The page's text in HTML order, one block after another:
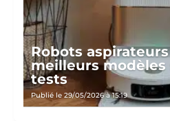
Robots
meilleurs modèles
tests
Publié le 29/05/2026 à 15:19